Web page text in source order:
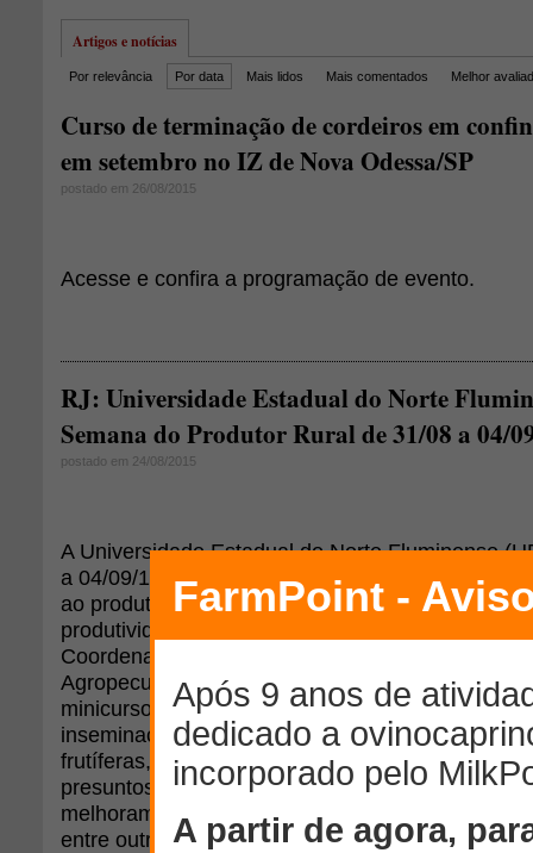
Artigos e notícias
Por relevância Por data Mais lidos Mais comentados Melhor
Curso de terminação de cordeiros em
em setembro no IZ de Nova Odessa/SP
postado em 26/08/2015
Acesse e confira a programação de evento.
RJ: Universidade Estadual do Norte
Semana do Produtor Rural de 31/08 a 04/
postado em 24/08/2015
A Universidade Estadual do Norte Fluminense
a 04/09/15 a 11ª Semana do Produtor Rural
ao produtor rural e à comunidade em geral,
produtividade, da produção e ao bem-estar
Coordenação de Extensão do Centro de
Agropecuárias (CCTA) da UENF, a 11ª Seprodur
minicursos, abordando diversos temas, tais
inseminação artificial de bovinos e equinos,
frutíferas, hidroponia, suínos, ovinos,
presuntos e linguiças, fabricação de geleia,
melhoramento genético, alimentos, cultivo
entre outros